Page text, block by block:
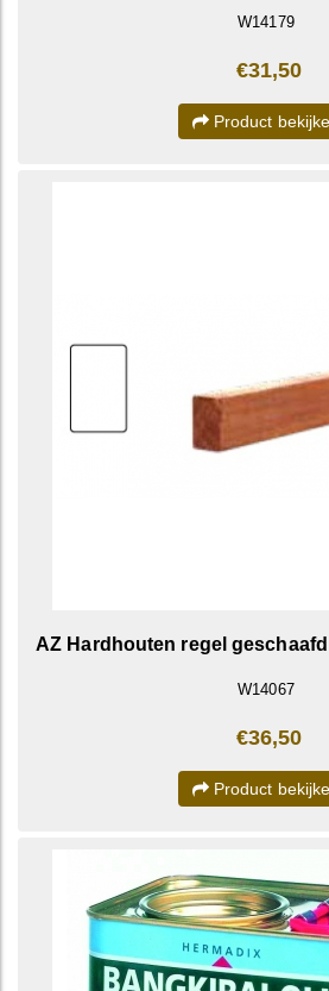
W14179
€31,50
Product
AZ Hardhouten regel geschaafd
W14067
€36,50
Product